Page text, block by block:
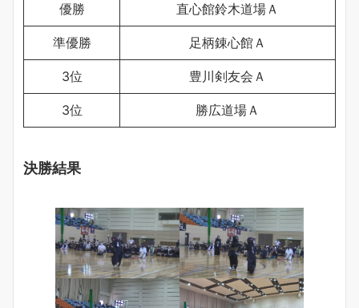
優勝 直心館鈴木道場Ａ
準優勝 足柄錬心館Ａ
3位 豊川剣友会Ａ
3位 勝広道場Ａ
決勝結果